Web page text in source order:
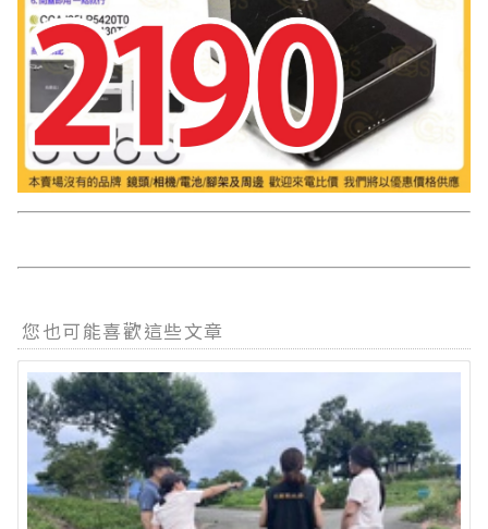
您也可能喜歡這些文章